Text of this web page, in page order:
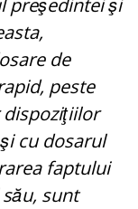
preşedintei şi
de
peste
cu dosarul
faptului
sunt